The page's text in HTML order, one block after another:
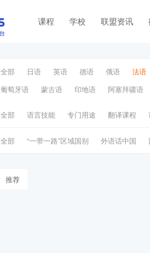
课程 学校 联盟资讯
全部 日语 英语 德语 俄语 法语
葡萄牙语
蒙古语 印地语 阿塞拜疆语
全部 语言技能 专门用途 翻译课程
全部 “一带一路”区域国别 外语话中国
推荐